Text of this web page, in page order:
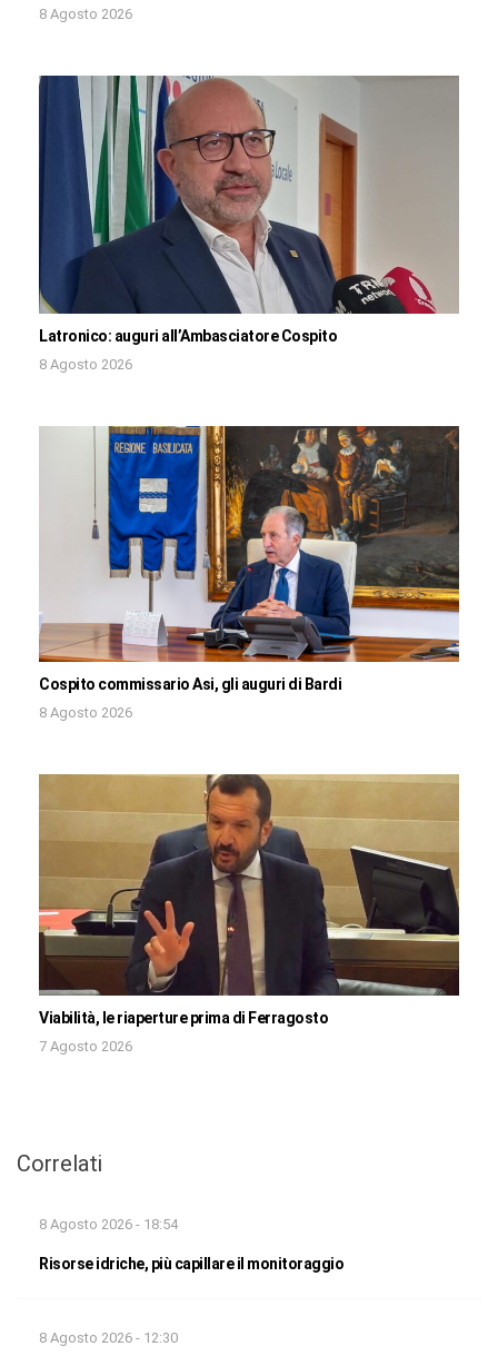
8 Agosto 2026
Latronico: auguri all’Ambasciatore Cospito
8 Agosto 2026
Cospito commissario Asi, gli auguri di Bardi
8 Agosto 2026
Viabilità, le riaperture prima di Ferragosto
7 Agosto 2026
Correlati
8 Agosto 2026 - 18:54
Risorse idriche, più capillare il monitoraggio
8 Agosto 2026 - 12:30